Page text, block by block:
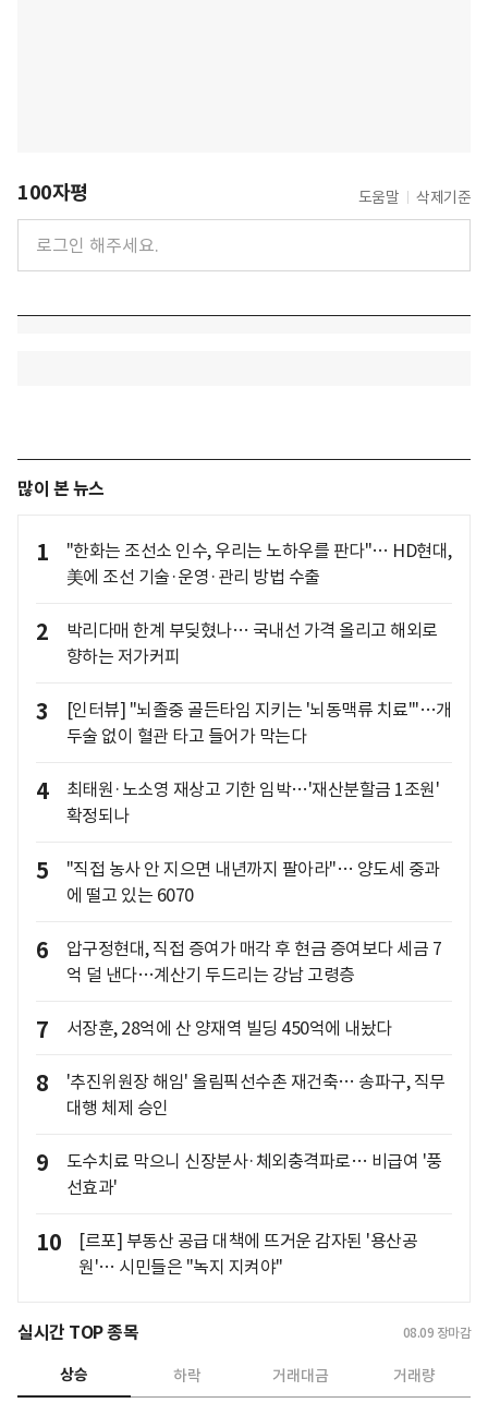
100자평 도움말 삭제기준
많이 본 뉴스
1
"한화는 조선소 인수, 우리는 노하우를 판다"… HD현대,
美에 조선 기술·운영·관리 방법 수출
2
박리다매 한계 부딪혔나… 국내선 가격 올리고 해외로
향하는 저가커피
3
[인터뷰] "뇌졸중 골든타임 지키는 '뇌동맥류 치료'"…개
두술 없이 혈관 타고 들어가 막는다
4
최태원·노소영 재상고 기한 임박…'재산분할금 1조원'
확정되나
5
"직접 농사 안 지으면 내년까지 팔아라"… 양도세 중과
에 떨고 있는 6070
6
압구정현대, 직접 증여가 매각 후 현금 증여보다 세금 7
억 덜 낸다…계산기 두드리는 강남 고령층
7 서장훈, 28억에 산 양재역 빌딩 450억에 내놨다
8
'추진위원장 해임' 올림픽선수촌 재건축… 송파구, 직무
대행 체제 승인
9
도수치료 막으니 신장분사·체외충격파로… 비급여 '풍
선효과'
10
[르포] 부동산 공급 대책에 뜨거운 감자된 '용산공
원'… 시민들은 "녹지 지켜야"
실시간 TOP 종목 08.09 장마감
상승 하락 거래대금 거래량